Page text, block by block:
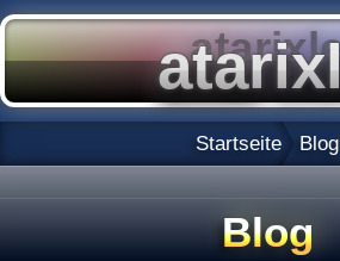
Startseite Blog
Blog